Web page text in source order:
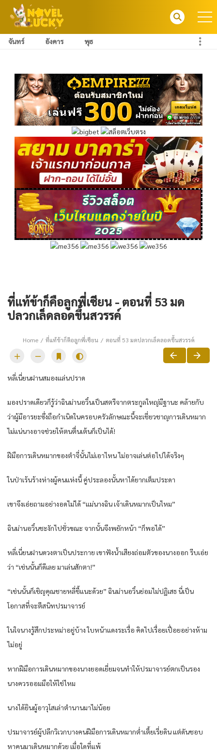
จันทร์ อังคาร พุธ
ที่แท้ข้าก็คือลูกพี่เซียน - ตอนที่ 53 มด
ปลวกเล็ดลอดขึ้นสวรรค์
Home ที่แท้ข้าก็คือลูกพี่เซียน ตอนที่ 53 มดปลวกเล็ดลอดขึ้นสวรรค์
หลี่เนี่ยนฝานสมองแล่นปราด
มองปราดเดียวก็รู้ว่าฉินม่านอวิ๋นเป็นสตรีจากตระกูลใหญ่มีฐานะ คล้ายกับ
ว่าผู้มีอารยะซึ่งถือกำเนิดในครอบครัวลักษณะนี้จะเชี่ยวชาญการเดินหมาก
ไม่แน่นางอาจช่วยให้ตนตื่นเต้นก็เป็นได้!
ฝีมือการเดินหมากของต๋าจี่นั้นไม่เอาไหน ไม่อาจเล่นต่อไปได้จริงๆ
ในป่าเร้นร้างห่างผู้คนแห่งนี้ คู่ประลองนั้นหาได้ยากเต็มประดา
เขาจึงเอ่ยถามอย่างอดไม่ได้ “แม่นางฉิน เจ้าเดินหมากเป็นไหม”
ฉินม่านอวิ๋นชะงักไปชั่วขณะ จากนั้นจึงพยักหน้า “ก็พอได้”
หลี่เนี่ยนฝานดวงตาเป็นประกาย เขาฟังน้ำเสียงถ่อมตัวของนางออก รีบเอ่ย
ว่า “เช่นนั้นก็ดีเลย มาเล่นสักตา!”
“เช่นนั้นก็เชิญคุณชายหลี่ชี้แนะด้วย” ฉินม่านอวิ๋นย่อมไม่ปฏิเสธ นี่เป็น
โอกาสที่จะตีสนิทปรมาจารย์
ในใจนางรู้สึกประหม่าอยู่บ้าง ใบหน้าแดงระเรื่อ คิดไปเรื่อยเปื่อยอย่างห้าม
ไม่อยู่
หากฝีมือการเดินหมากของนางยอดเยี่ยมจนทำให้ปรมาจารย์ตกเป็นรอง
นางควรออมมือให้ใช่ไหม
นางได้ยินผู้อาวุโสเล่าตำนานมาไม่น้อย
ปรมาจารย์ผู้ปลีกวิเวกบางคนฝีมือการเดินหมากต่ำเตี้ยเรี่ยดิน แต่ดันชอบ
หาคนมาเดินหมากด้วย เมื่อใดที่แพ้